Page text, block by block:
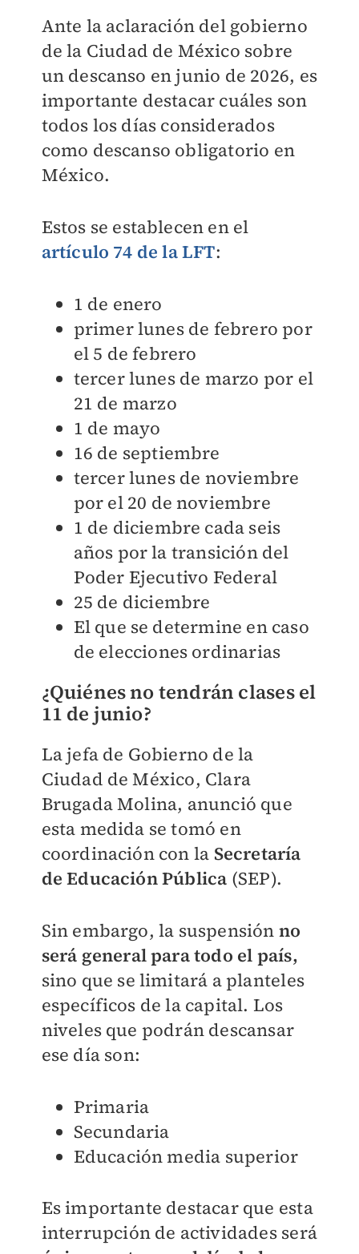
Ante la aclaración del gobierno
de la Ciudad de México sobre
un descanso en junio de 2026, es
importante destacar cuáles son
todos los días considerados
como descanso obligatorio en
México.
Estos se establecen en el
artículo 74 de la LFT:
1 de enero
primer lunes de febrero por
el 5 de febrero
tercer lunes de marzo por el
21 de marzo
1 de mayo
16 de septiembre
tercer lunes de noviembre
por el 20 de noviembre
1 de diciembre cada seis
años por la transición del
Poder Ejecutivo Federal
25 de diciembre
El que se determine en caso
de elecciones ordinarias
¿Quiénes no tendrán clases el
11 de junio?
La jefa de Gobierno de la
Ciudad de México, Clara
Brugada Molina, anunció que
esta medida se tomó en
coordinación con la Secretaría
de Educación Pública (SEP).
Sin embargo, la suspensión no
será general para todo el país,
sino que se limitará a planteles
específicos de la capital. Los
niveles que podrán descansar
ese día son:
Primaria
Secundaria
Educación media superior
Es importante destacar que esta
interrupción de actividades será